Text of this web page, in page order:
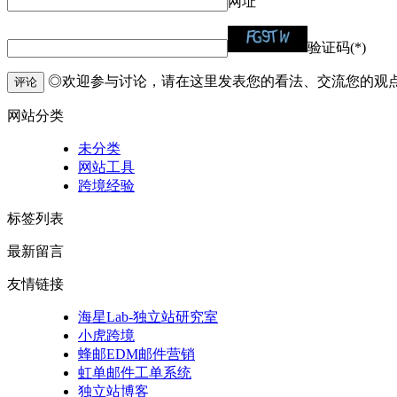
验证码(*)
评论 ◎欢迎参与讨论，请在这里发表您的看法、交流您的观
网站分类
未分类
网站工具
跨境经验
标签列表
最新留言
友情链接
海星Lab-独立站研究室
小虎跨境
蜂邮EDM邮件营销
虹单邮件工单系统
独立站博客